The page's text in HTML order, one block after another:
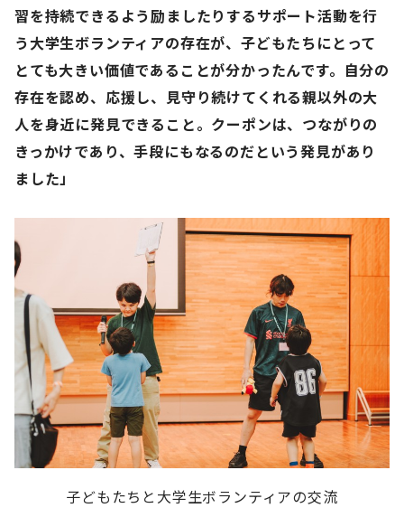
習を持続できるよう励ましたりするサポート活動を行
う大学生ボランティアの存在が、子どもたちにとって
とても大きい価値であることが分かったんです。自分の
存在を認め、応援し、見守り続けてくれる親以外の大
人を身近に発見できること。クーポンは、つながりの
きっかけであり、手段にもなるのだという発見があり
ました」
子どもたちと大学生ボランティアの交流